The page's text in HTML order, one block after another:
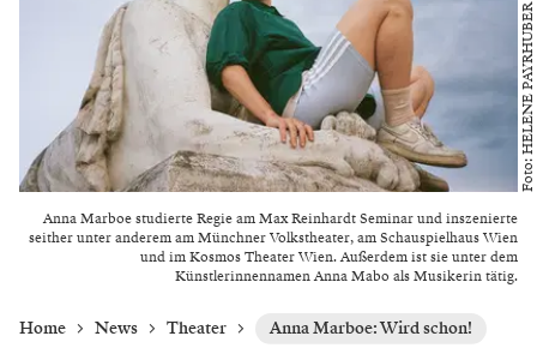
Anna Marboe studierte Regie am Max Reinhardt Seminar und inszenierte
seither unter anderem am Münchner Volkstheater, am Schauspielhaus Wien
und im Kosmos Theater Wien. Außerdem ist sie unter dem
Künstlerinnennamen Anna Mabo als Musikerin tätig.
Foto: HELENE PAYRHUBER
Home News Theater Anna Marboe: Wird schon!